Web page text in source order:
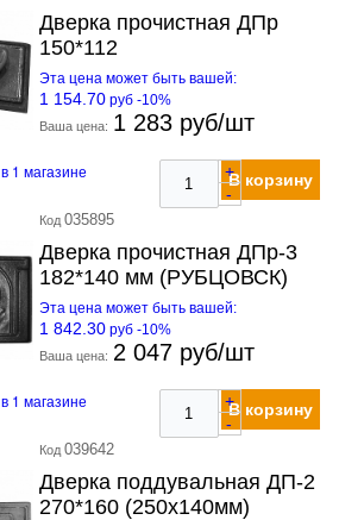
Дверка прочистная ДПр
150*112
Эта цена может быть вашей:
1 154.70 руб -10%
Ваша цена: 1 283 руб/шт
в 1 магазине
+
-
В корзину
Код 035895
Дверка прочистная ДПр-3
182*140 мм (РУБЦОВСК)
Эта цена может быть вашей:
1 842.30 руб -10%
Ваша цена: 2 047 руб/шт
в 1 магазине
+
-
В корзину
Код 039642
Дверка поддувальная ДП-2
270*160 (250х140мм)